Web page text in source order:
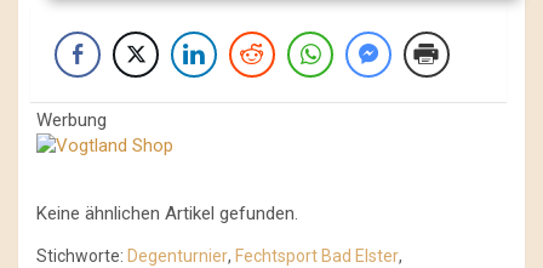
Werbung
Keine ähnlichen Artikel gefunden.
Stichworte: Degenturnier, Fechtsport Bad Elster,